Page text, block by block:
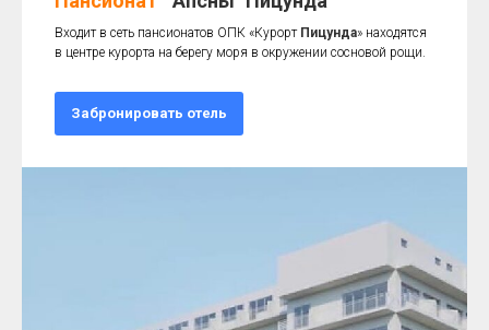
Входит в сеть пансионатов ОПК «Курорт Пицунда» находятся
в центре курорта на берегу моря в окружении сосновой рощи.
Забронировать отель